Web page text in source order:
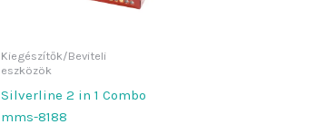
Kiegészítők/Beviteli
eszközök
Silverline 2 in 1 Combo
mms-8188